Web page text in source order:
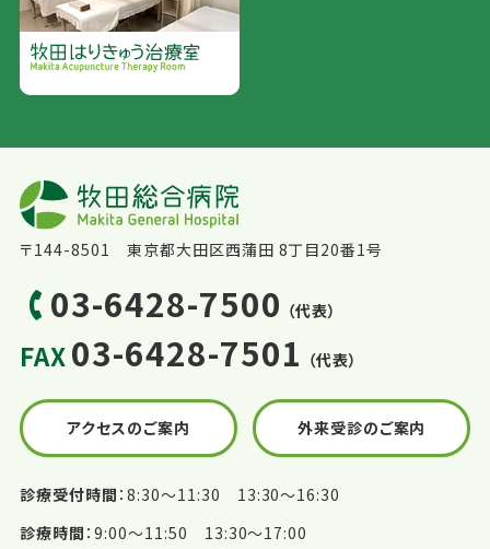
〒144-8501 東京都大田区西蒲田 8丁目20番1号
03-6428-7500 （代表）
FAX03-6428-7501 （代表）
アクセスのご案内 外来受診のご案内
診療受付時間 8:30〜11:30 13:30〜16:30
診療時間 9:00〜11:50 13:30〜17:00